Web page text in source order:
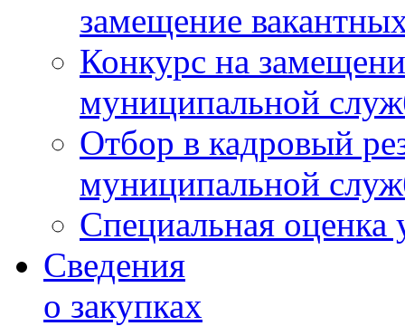
замещение
Конкурс на
муниципальной
Отбор в кадровый
муниципальной
Специальная оценка
Сведения
о закупках